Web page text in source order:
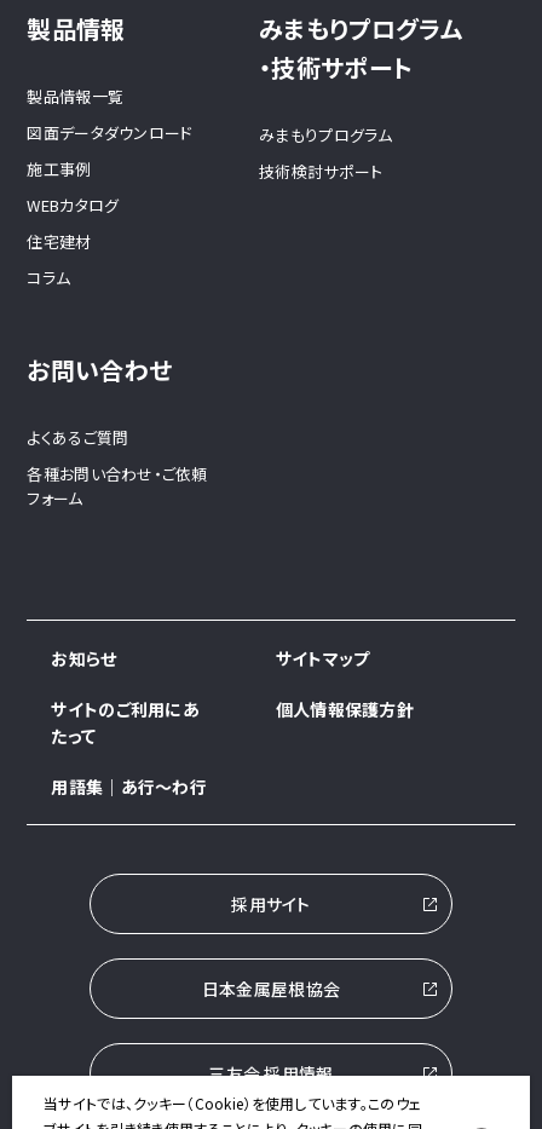
製品情報
製品情報一覧
図面データダウンロード
施工事例
WEBカタログ
住宅建材
コラム
みまもりプログラム
・技術サポート
みまもりプログラム
技術検討サポート
お問い合わせ
よくあるご質問
各種お問い合わせ・ご依頼
フォーム
お知らせ サイトマップ
サイトのご利用にあ
たって
個人情報保護方針
用語集｜あ行～わ行
採用サイト
日本金属屋根協会
三友会 採用情報
当サイトでは、クッキー（Cookie）を使用しています。このウェ